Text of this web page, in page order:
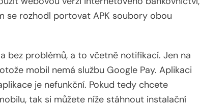
se rozhodl portovat APK soubory obou
bez problémů, a to včetně notifikací. Jen na
mobil nemá službu Google Pay. Aplikaci
je nefunkční. Pokud tedy chcete
tak si můžete níže stáhnout instalační